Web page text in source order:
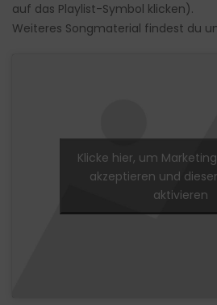
auf das Playlist-Symbol klicken).
Weiteres Songmaterial findest du
Klicke hier, um
akzeptieren und
aktivieren